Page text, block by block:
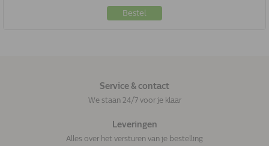
Bestel
Service & contact
We staan 24/7 voor je klaar
Leveringen
Alles over het versturen van je bestelling